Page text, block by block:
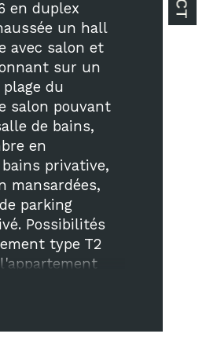
en duplex
un hall
avec salon et
sur un
du
salon pouvant
de bains,
en
privative,
mansardées,
parking
Possibilités
type T2